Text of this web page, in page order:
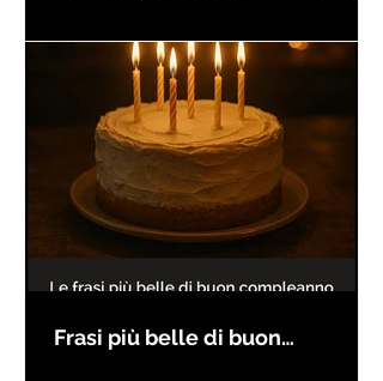
Frasi più belle di buon